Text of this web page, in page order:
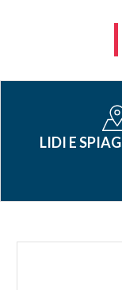
Piscina estiva,
Tel. 035 960466
solarium,
terrazza vista
LIDI E